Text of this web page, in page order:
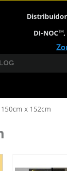
DI-NOCTM
x 152cm